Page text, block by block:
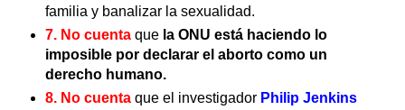
familia y banalizar la sexualidad.
7. No cuentaque la ONU está haciendo lo
imposible por declarar el aborto como un
derecho humano.
8. No cuentaque el investigador Philip Jenkins